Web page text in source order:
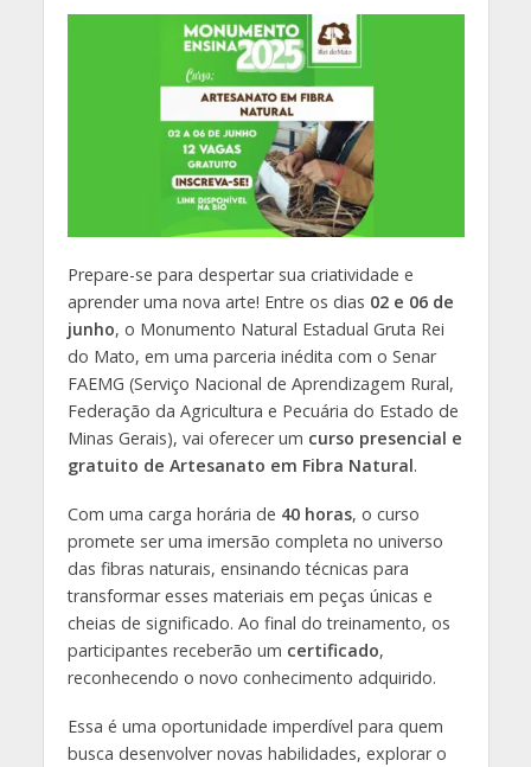
Prepare-se para despertar sua criatividade e
aprender uma nova arte! Entre os dias 02 e 06 de
junho, o Monumento Natural Estadual Gruta Rei
do Mato, em uma parceria inédita com o Senar
FAEMG (Serviço Nacional de Aprendizagem Rural,
Federação da Agricultura e Pecuária do Estado de
Minas Gerais), vai oferecer um curso presencial e
gratuito de Artesanato em Fibra Natural.
Com uma carga horária de 40 horas, o curso
promete ser uma imersão completa no universo
das fibras naturais, ensinando técnicas para
transformar esses materiais em peças únicas e
cheias de significado. Ao final do treinamento, os
participantes receberão um certificado,
reconhecendo o novo conhecimento adquirido.
Essa é uma oportunidade imperdível para quem
busca desenvolver novas habilidades, explorar o